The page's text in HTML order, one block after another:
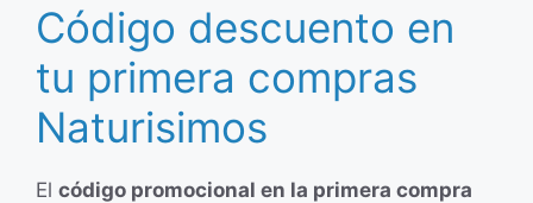
Código descuento en
tu primera compras
Naturisimos
El código promocional en la primera compra